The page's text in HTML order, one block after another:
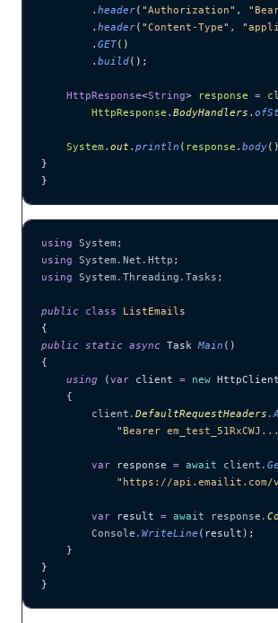
        .
header( "Authorization" , "
        .
header( "Content-Type" , "
        .
GET()
        .
build() ;
    HttpResponse
<String> response =
        HttpResponse
. BodyHandlers .
    System
. out . println ( response . body
}
}
using System ;
using System . Net . Http ;
using System . Threading . Tasks ;
public class ListEmails
{
public static async Task Main ()
{
    using
(var client = new
    {
        client
. DefaultRequestHeaders .
            "
Bearer
        var
response = await client .
            "
https://api.emailit.com/
        var
result = await response .
        Console
. WriteLine (result);
    }
}
}